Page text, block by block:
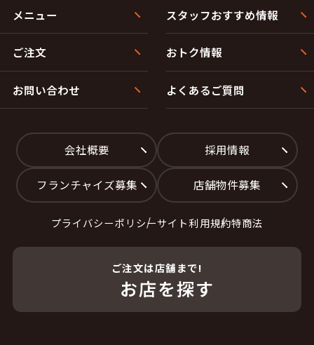
メニュー スタッフおすすめ情報
ご注文 おトク情報
お問い合わせ よくあるご質問
会社概要 採用情報
フランチャイズ募集 店舗物件募集
プライバシーポリシーサイト利用規約特商法
ご注文は店舗まで!
お店を探す